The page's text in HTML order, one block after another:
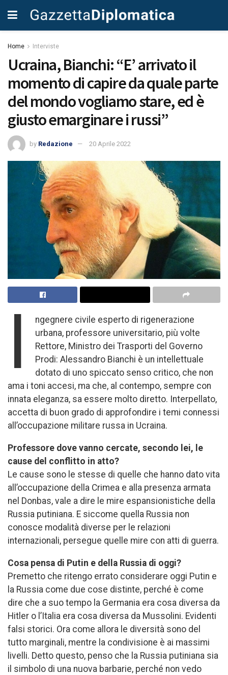
Home Interviste
Ucraina, Bianchi: “E’ arrivato il
momento di capire da quale parte
del mondo vogliamo stare, ed è
giusto emarginare i russi”
by Redazione 20 Aprile 2022
I
ngegnere civile esperto di rigenerazione
urbana, professore universitario, più volte
Rettore, Ministro dei Trasporti del Governo
Prodi: Alessandro Bianchi è un intellettuale
dotato di uno spiccato senso critico, che non
ama i toni accesi, ma che, al contempo, sempre con
innata eleganza, sa essere molto diretto. Interpellato,
accetta di buon grado di approfondire i temi connessi
all’occupazione militare russa in Ucraina.
Professore dove vanno cercate, secondo lei, le
cause del conflitto in atto?
Le cause sono le stesse di quelle che hanno dato vita
all’occupazione della Crimea e alla presenza armata
nel Donbas, vale a dire le mire espansionistiche della
Russia putiniana. E siccome quella Russia non
conosce modalità diverse per le relazioni
internazionali, persegue quelle mire con atti di guerra.
Cosa pensa di Putin e della Russia di oggi?
Premetto che ritengo errato considerare oggi Putin e
la Russia come due cose distinte, perché è come
dire che a suo tempo la Germania era cosa diversa da
Hitler o l’Italia era cosa diversa da Mussolini. Evidenti
falsi storici. Ora come allora le diversità sono del
tutto marginali, mentre la condivisione è ai massimi
livelli. Detto questo, penso che la Russia putiniana sia
il simbolo di una nuova barbarie, perché non vedo